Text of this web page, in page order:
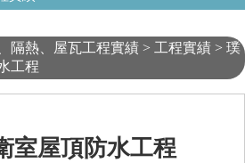
隔熱、屋瓦工程實績 > 工程實績 > 璞
工程
室屋頂防水工程